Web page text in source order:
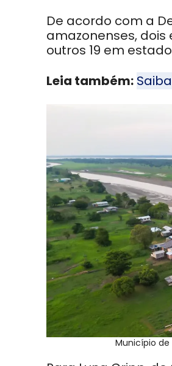
De acordo com a
amazonenses,
outros 19 em
Leia também:
Município